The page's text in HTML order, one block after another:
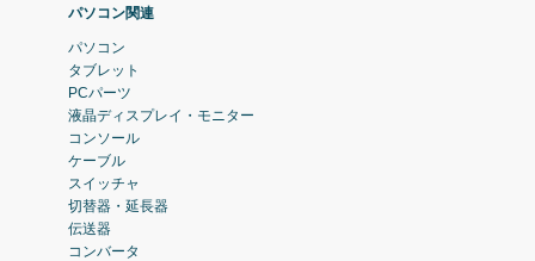
パソコン関連
パソコン
タブレット
PCパーツ
液晶ディスプレイ・モニター
コンソール
ケーブル
スイッチャ
切替器・延長器
伝送器
コンバータ